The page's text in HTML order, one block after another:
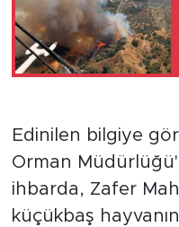
Edinilen bilgiye
Orman
ihbarda, Zafer
küçükbaş